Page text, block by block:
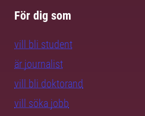
För dig som
vill bli student
är journalist
vill bli doktorand
vill söka jobb